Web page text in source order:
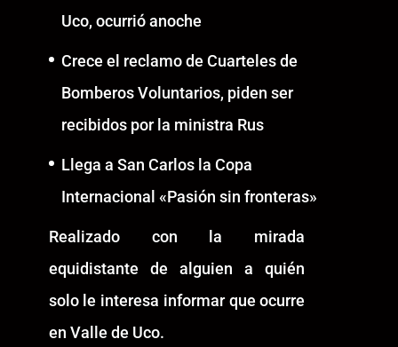
Uco, ocurrió anoche
Crece el reclamo de Cuarteles de
Bomberos Voluntarios, piden ser
recibidos por la ministra Rus
Llega a San Carlos la Copa
Internacional «Pasión sin fronteras»
Realizado con la mirada
equidistante de alguien a quién
solo le interesa informar que ocurre
en Valle de Uco.